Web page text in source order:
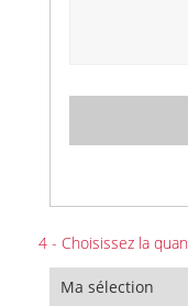
4 - Choisissez la
Ma sélection